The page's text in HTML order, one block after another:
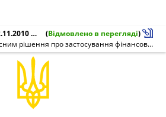
Постанова від 02.11.2010 № К-22328/10 (Відмовлено в перегляді)
Про визнання недійсним рішення про застосування фінансових санкцій